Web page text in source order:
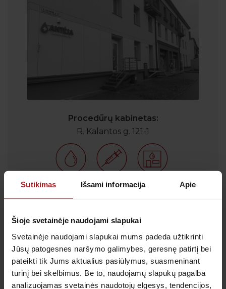
Sutikimas Išsami informacija Apie
Šioje svetainėje naudojami slapukai
Svetainėje naudojami slapukai mums padeda užtikrinti
Jūsų patogesnes naršymo galimybes, geresnę patirtį bei
pateikti tik Jums aktualius pasiūlymus, suasmeninant
turinį bei skelbimus. Be to, naudojamų slapukų pagalba
analizuojamas svetainės naudotojų elgesys, tendencijos,
Procedūrų kabinetas:
R. Kalantos g. 121-1